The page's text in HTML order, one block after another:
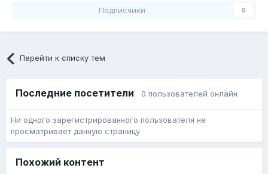
Подписчики 0
Перейти к списку тем
Последние посетители 0 пользователей онлайн
Ни одного зарегистрированного пользователя не
просматривает данную страницу
Похожий контент